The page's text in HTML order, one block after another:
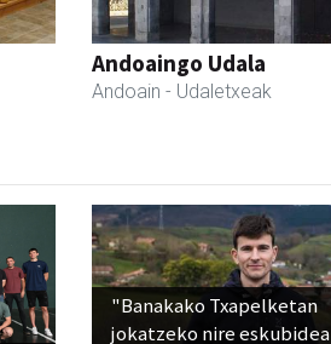
Andoaingo Udala
Andoain - Udaletxeak
"Banakako Txapelketan
jokatzeko nire eskubidea